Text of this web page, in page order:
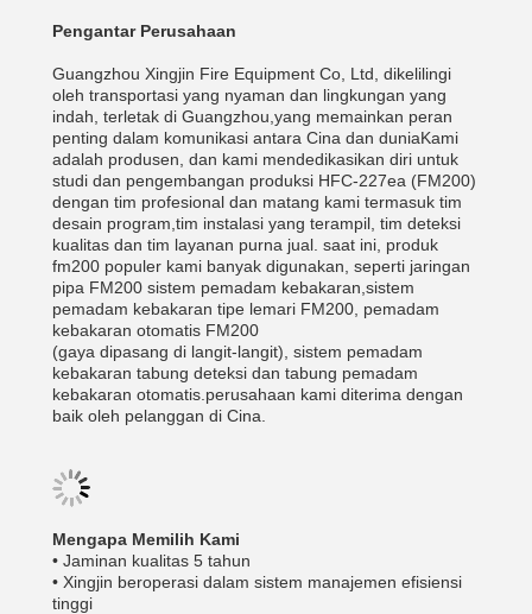
Pengantar Perusahaan
Guangzhou Xingjin Fire Equipment Co, Ltd, dikelilingi
oleh transportasi yang nyaman dan lingkungan yang
indah, terletak di Guangzhou,yang memainkan peran
penting dalam komunikasi antara Cina dan duniaKami
adalah produsen, dan kami mendedikasikan diri untuk
studi dan pengembangan produksi HFC-227ea (FM200)
dengan tim profesional dan matang kami termasuk tim
desain program,tim instalasi yang terampil, tim deteksi
kualitas dan tim layanan purna jual. saat ini, produk
fm200 populer kami banyak digunakan, seperti jaringan
pipa FM200 sistem pemadam kebakaran,sistem
pemadam kebakaran tipe lemari FM200, pemadam
kebakaran otomatis FM200
(gaya dipasang di langit-langit), sistem pemadam
kebakaran tabung deteksi dan tabung pemadam
kebakaran otomatis.perusahaan kami diterima dengan
baik oleh pelanggan di Cina.
Mengapa Memilih Kami
• Jaminan kualitas 5 tahun
• Xingjin beroperasi dalam sistem manajemen efisiensi
tinggi